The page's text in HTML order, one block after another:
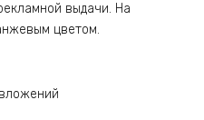
выдачи. На
цветом.